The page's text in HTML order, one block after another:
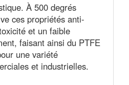
À 500 degrés
ces propriétés anti-
et un faible
faisant ainsi du PTFE
une variété
et industrielles.